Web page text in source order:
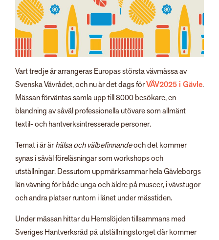
Vart tredje år arrangeras Europas största vävmässa av
Svenska Vävrådet, och nu är det dags förVÄV2025 i Gävle.
Mässan förväntas samla upp till 8000 besökare, en
blandning av såväl professionella utövare som allmänt
textil- och hantverksintresserade personer.
Temat i år ärhälsa och välbefinnandeoch det kommer
synas i såväl föreläsningar som workshops och
utställningar. Dessutom uppmärksammar hela Gävleborgs
län vävning för både unga och äldre på museer, i vävstugor
och andra platser runtom i länet under mässtiden.
Under mässan hittar du Hemslöjden tillsammans med
Sveriges Hantverksråd på utställningstorget där kommer